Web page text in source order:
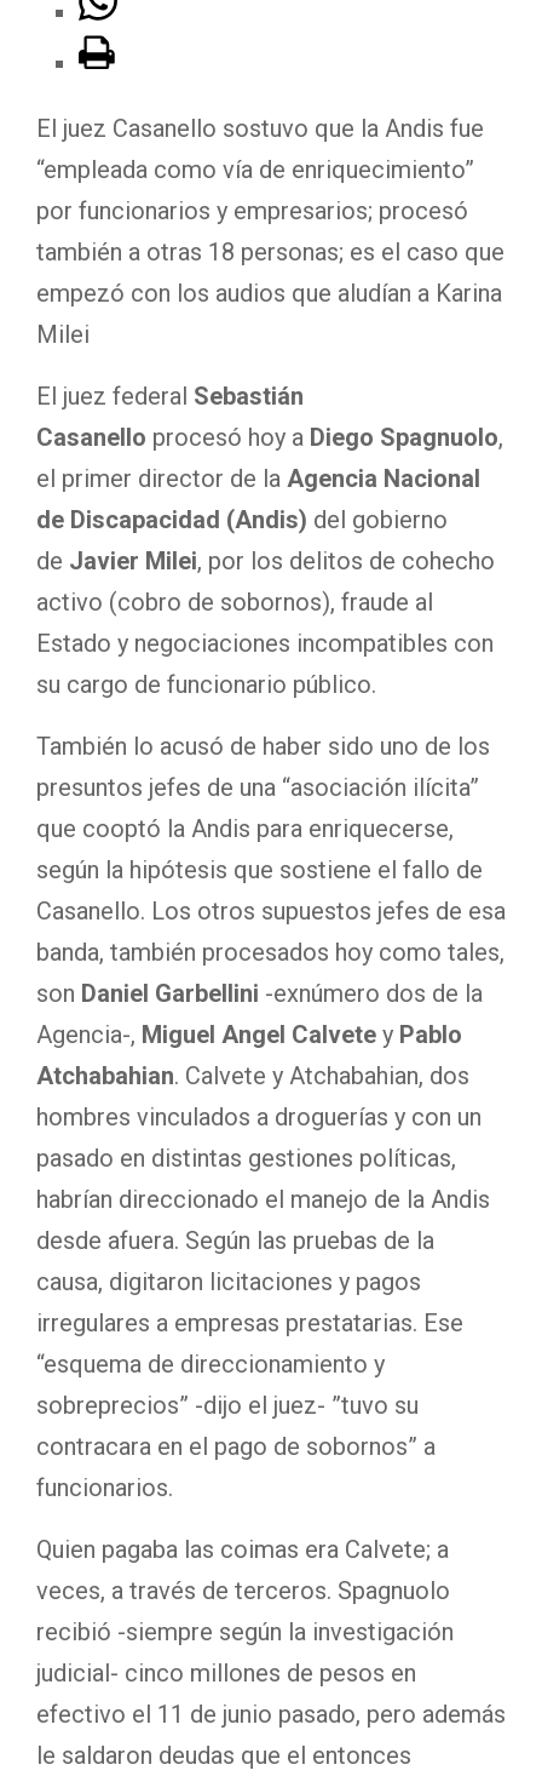
El juez Casanello sostuvo que la Andis fue
“empleada como vía de enriquecimiento”
por funcionarios y empresarios; procesó
también a otras 18 personas; es el caso que
empezó con los audios que aludían a Karina
Milei
El juez federal Sebastián
Casanello procesó hoy a Diego Spagnuolo,
el primer director de la Agencia Nacional
de Discapacidad (Andis) del gobierno
de Javier Milei, por los delitos de cohecho
activo (cobro de sobornos), fraude al
Estado y negociaciones incompatibles con
su cargo de funcionario público.
También lo acusó de haber sido uno de los
presuntos jefes de una “asociación ilícita”
que cooptó la Andis para enriquecerse,
según la hipótesis que sostiene el fallo de
Casanello. Los otros supuestos jefes de esa
banda, también procesados hoy como tales,
son Daniel Garbellini -exnúmero dos de la
Agencia-, Miguel Angel Calvete y Pablo
Atchabahian. Calvete y Atchabahian, dos
hombres vinculados a droguerías y con un
pasado en distintas gestiones políticas,
habrían direccionado el manejo de la Andis
desde afuera. Según las pruebas de la
causa, digitaron licitaciones y pagos
irregulares a empresas prestatarias. Ese
“esquema de direccionamiento y
sobreprecios” -dijo el juez- ”tuvo su
contracara en el pago de sobornos” a
funcionarios.
Quien pagaba las coimas era Calvete; a
veces, a través de terceros. Spagnuolo
recibió -siempre según la investigación
judicial- cinco millones de pesos en
efectivo el 11 de junio pasado, pero además
le saldaron deudas que el entonces